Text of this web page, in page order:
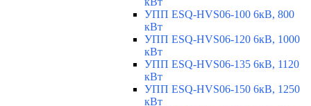
УПП ESQ-HVS06-100 6кВ, 800
кВт
УПП ESQ-HVS06-120 6кВ, 1000
кВт
УПП ESQ-HVS06-135 6кВ, 1120
кВт
УПП ESQ-HVS06-150 6кВ, 1250
кВт